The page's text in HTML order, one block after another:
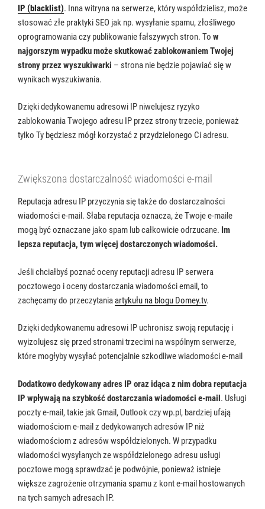
IP (blacklist). Inna witryna na serwerze, który współdzielisz, może
stosować złe praktyki SEO jak np. wysyłanie spamu, złośliwego
oprogramowania czy publikowanie fałszywych stron. To w
najgorszym wypadku może skutkować zablokowaniem Twojej
strony przez wyszukiwarki – strona nie będzie pojawiać się w
wynikach wyszukiwania.
Dzięki dedykowanemu adresowi IP niwelujesz ryzyko
zablokowania Twojego adresu IP przez strony trzecie, ponieważ
tylko Ty będziesz mógł korzystać z przydzielonego Ci adresu.
Zwiększona dostarczalność wiadomości e-mail
Reputacja adresu IP przyczynia się także do dostarczalności
wiadomości e-mail. Słaba reputacja oznacza, że ​​Twoje e-maile
mogą być oznaczane jako spam lub całkowicie odrzucane. Im
lepsza reputacja, tym więcej dostarczonych wiadomości.
Jeśli chciałbyś poznać oceny reputacji adresu IP serwera
pocztowego i oceny dostarczania wiadomości email, to
zachęcamy do przeczytaniaartykułu na blogu Domey.tv.
Dzięki dedykowanemu adresowi IP uchronisz swoją reputację i
wyizolujesz się przed stronami trzecimi na wspólnym serwerze,
które mogłyby wysyłać potencjalnie szkodliwe wiadomości e-mail
Dodatkowo dedykowany adres IP oraz idąca z nim dobra reputacja
IP wpływają na szybkość dostarczania wiadomości e-mail. Usługi
poczty e-mail, takie jak Gmail, Outlook czy wp.pl, bardziej ufają
wiadomościom e-mail z dedykowanych adresów IP niż
wiadomościom z adresów współdzielonych. W przypadku
wiadomości wysyłanych ze współdzielonego adresu usługi
pocztowe mogą sprawdzać je podwójnie, ponieważ istnieje
większe zagrożenie otrzymania spamu z kont e-mail hostowanych
na tych samych adresach IP.